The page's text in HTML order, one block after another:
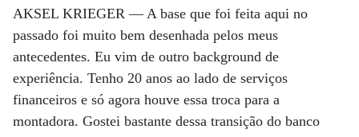
AKSEL KRIEGER —A base que foi feita aqui no
passado foi muito bem desenhada pelos meus
antecedentes. Eu vim de outro background de
experiência. Tenho 20 anos ao lado de serviços
financeiros e só agora houve essa troca para a
montadora. Gostei bastante dessa transição do banco